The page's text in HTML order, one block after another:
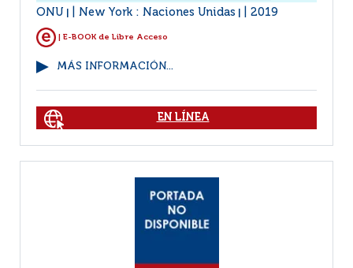
ONU New York : Naciones Unidas 2019
| E-BOOK de Libre Acceso
MÁS INFORMACIÓN...
EN LÍNEA